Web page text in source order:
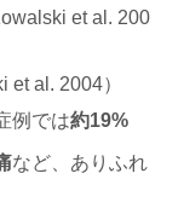
et al. 200
al. 2004）
例では約19%
など、ありふれ